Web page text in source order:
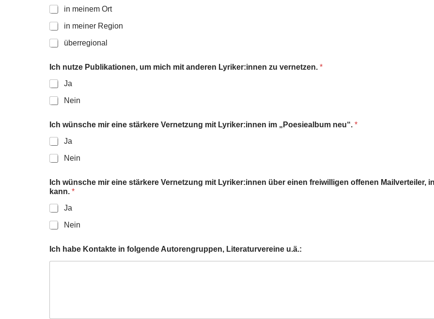
in meinem Ort
in meiner Region
überregional
Ich nutze Publikationen, um mich mit anderen Lyriker:innen zu vernetzen. *
Ja
Nein
Ich wünsche mir eine stärkere Vernetzung mit Lyriker:innen im „Poesiealbum neu“. *
Ja
Nein
Ich wünsche mir eine stärkere Vernetzung mit Lyriker:innen über einen freiwilligen offenen Mailverteiler,
kann. *
Ja
Nein
Ich habe Kontakte in folgende Autorengruppen, Literaturvereine u.ä.: